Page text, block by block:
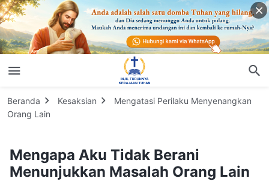
Beranda Kesaksian
Mengatasi Perilaku Menyenangkan
Orang Lain
Mengapa Aku Tidak Berani
Menunjukkan Masalah Orang Lain